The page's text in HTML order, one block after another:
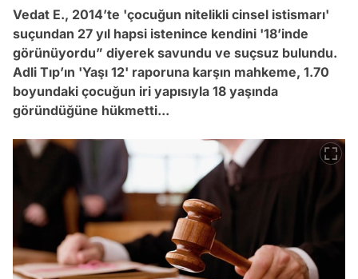
Vedat E., 2014’te 'çocuğun nitelikli cinsel istismarı'
suçundan 27 yıl hapsi istenince kendini '18’inde
görünüyordu” diyerek savundu ve suçsuz bulundu.
Adli Tıp’ın 'Yaşı 12' raporuna karşın mahkeme, 1.70
boyundaki çocuğun iri yapısıyla 18 yaşında
göründüğüne hükmetti...